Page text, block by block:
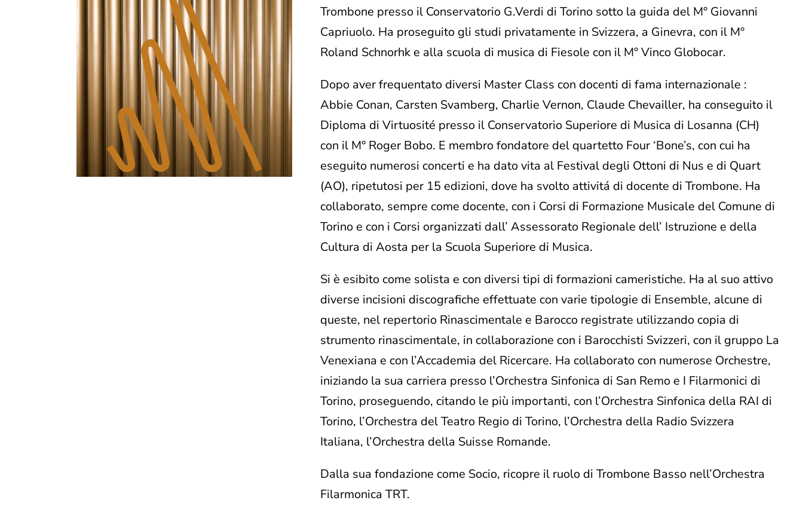
Trombone presso il Conservatorio G.Verdi di Torino sotto la guida del M° Giovanni
Capriuolo. Ha proseguito gli studi privatamente in Svizzera, a Ginevra, con il M°
Roland Schnorhk e alla scuola di musica di Fiesole con il M° Vinco Globocar.
Dopo aver frequentato diversi Master Class con docenti di fama internazionale :
Abbie Conan, Carsten Svamberg, Charlie Vernon, Claude Chevailler, ha conseguito il
Diploma di Virtuosité presso il Conservatorio Superiore di Musica di Losanna (CH)
con il M° Roger Bobo. E membro fondatore del quartetto Four ‘Bone’s, con cui ha
eseguito numerosi concerti e ha dato vita al Festival degli Ottoni di Nus e di Quart
(AO), ripetutosi per 15 edizioni, dove ha svolto attivitá di docente di Trombone. Ha
collaborato, sempre come docente, con i Corsi di Formazione Musicale del Comune di
Torino e con i Corsi organizzati dall’ Assessorato Regionale dell’ Istruzione e della
Cultura di Aosta per la Scuola Superiore di Musica.
Si è esibito come solista e con diversi tipi di formazioni cameristiche. Ha al suo attivo
diverse incisioni discografiche effettuate con varie tipologie di Ensemble, alcune di
queste, nel repertorio Rinascimentale e Barocco registrate utilizzando copia di
strumento rinascimentale, in collaborazione con i Barocchisti Svizzeri, con il gruppo La
Venexiana e con l’Accademia del Ricercare. Ha collaborato con numerose Orchestre,
iniziando la sua carriera presso l’Orchestra Sinfonica di San Remo e I Filarmonici di
Torino, proseguendo, citando le più importanti, con l’Orchestra Sinfonica della RAI di
Torino, l’Orchestra del Teatro Regio di Torino, l’Orchestra della Radio Svizzera
Italiana, l’Orchestra della Suisse Romande.
Dalla sua fondazione come Socio, ricopre il ruolo di Trombone Basso nell’Orchestra
Filarmonica TRT.